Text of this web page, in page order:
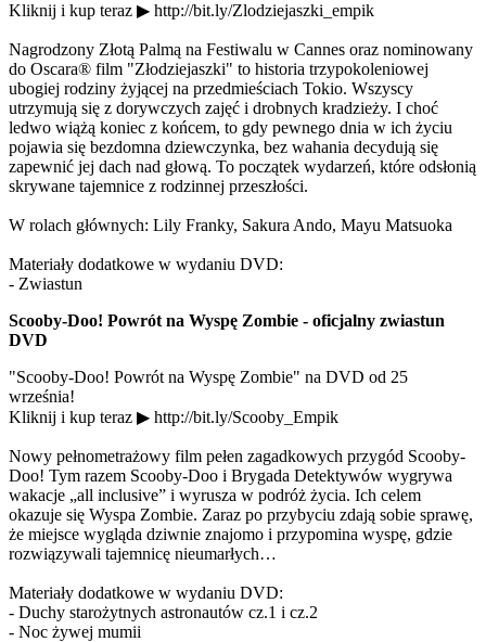
Kliknij i kup teraz ▶ http://bit.ly/Zlodziejaszki_empik
Nagrodzony Złotą Palmą na Festiwalu w Cannes oraz nominowany
do Oscara® film "Złodziejaszki" to historia trzypokoleniowej
ubogiej rodziny żyjącej na przedmieściach Tokio. Wszyscy
utrzymują się z dorywczych zajęć i drobnych kradzieży. I choć
ledwo wiążą koniec z końcem, to gdy pewnego dnia w ich życiu
pojawia się bezdomna dziewczynka, bez wahania decydują się
zapewnić jej dach nad głową. To początek wydarzeń, które odsłonią
skrywane tajemnice z rodzinnej przeszłości.
W rolach głównych: Lily Franky, Sakura Ando, Mayu Matsuoka
Materiały dodatkowe w wydaniu DVD:
- Zwiastun
Scooby-Doo! Powrót na Wyspę Zombie - oficjalny zwiastun
DVD
"Scooby-Doo! Powrót na Wyspę Zombie" na DVD od 25
września!
Kliknij i kup teraz ▶ http://bit.ly/Scooby_Empik
Nowy pełnometrażowy film pełen zagadkowych przygód Scooby-
Doo! Tym razem Scooby-Doo i Brygada Detektywów wygrywa
wakacje „all inclusive” i wyrusza w podróż życia. Ich celem
okazuje się Wyspa Zombie. Zaraz po przybyciu zdają sobie sprawę,
że miejsce wygląda dziwnie znajomo i przypomina wyspę, gdzie
rozwiązywali tajemnicę nieumarłych…
Materiały dodatkowe w wydaniu DVD:
- Duchy starożytnych astronautów cz.1 i cz.2
- Noc żywej mumii